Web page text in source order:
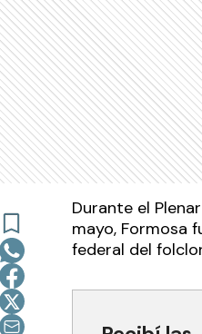
Durante el
mayo, Formosa
federal del